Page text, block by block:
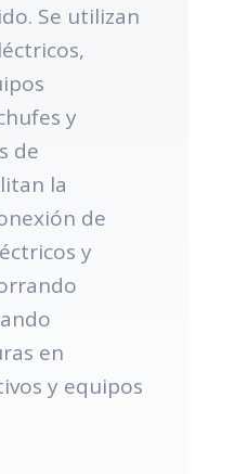
Se utilizan
y
de
la
de
y
en
y equipos